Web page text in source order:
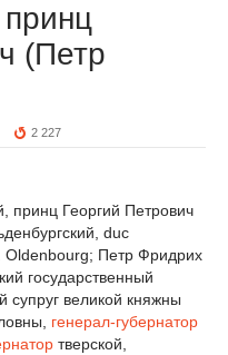
(Петр
2 227
принц Георгий Петрович
duc
Oldenbourg; Петр Фридрих
государственный
супруг великой княжны
генерал-губернатор
тверской,